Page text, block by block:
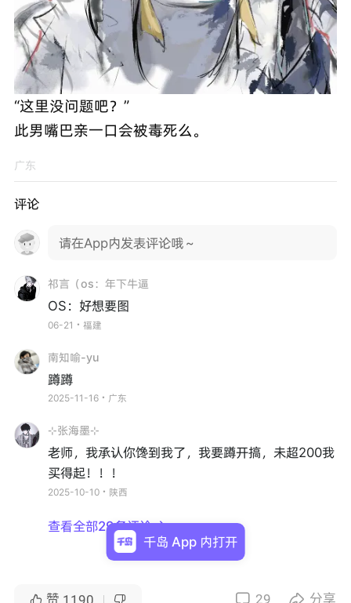
“这里没问题吧？”
此男嘴巴亲一口会被毒死么。
广东
评论
请在App内发表评论哦～
祁言（os：年下牛逼
OS：好想要图
06-21・福建
南知喻-yu
蹲蹲
2025-11-16・广东
⊹张海墨⊹
老师，我承认你馋到我了，我要蹲开搞，未超200我
买得起！！！
2025-10-10・陕西
查看全部29条评论 
   29  分享
千岛 App 内打开